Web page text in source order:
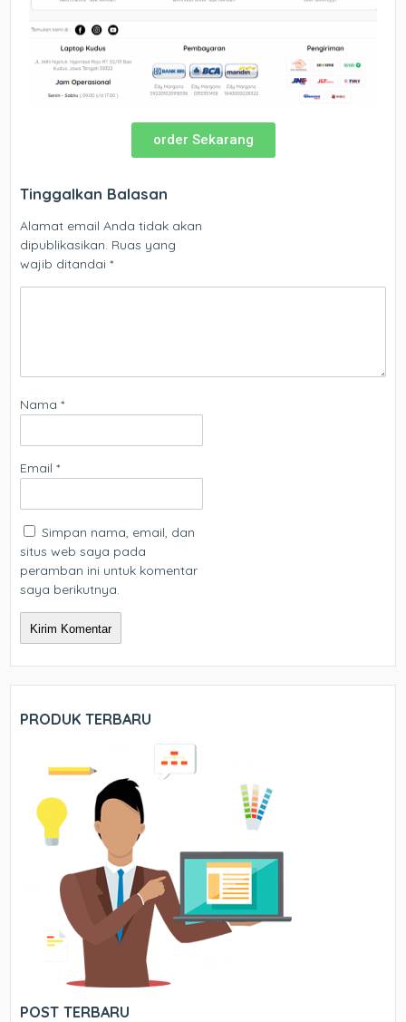
order Sekarang
Tinggalkan Balasan
Alamat email Anda tidak akan
dipublikasikan. Ruas yang
wajib ditandai*
Nama*
Email*
Simpan nama, email, dan
situs web saya pada
peramban ini untuk komentar
saya berikutnya.
PRODUK TERBARU
POST TERBARU